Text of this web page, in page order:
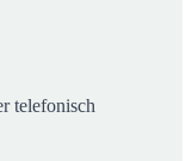
telefonisch